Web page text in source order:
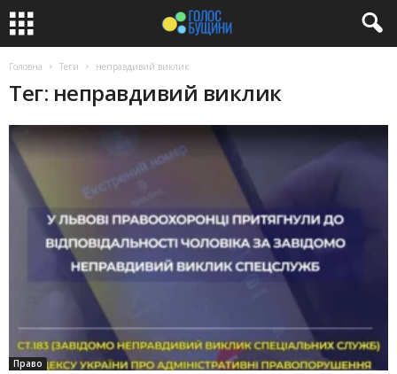
Головна Теги неправдивий виклик
Тег: неправдивий виклик
Право